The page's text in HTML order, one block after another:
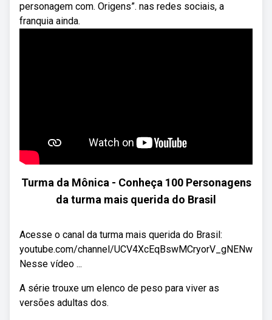
personagem com. Origens”. nas redes sociais, a
franquia ainda.
Turma da Mônica - Conheça 100 Personagens
da turma mais querida do Brasil
Acesse o canal da turma mais querida do Brasil:
youtube.com/channel/UCV4XcEqBswMCryorV_gNENw
Nesse vídeo ...
A série trouxe um elenco de peso para viver as
versões adultas dos.